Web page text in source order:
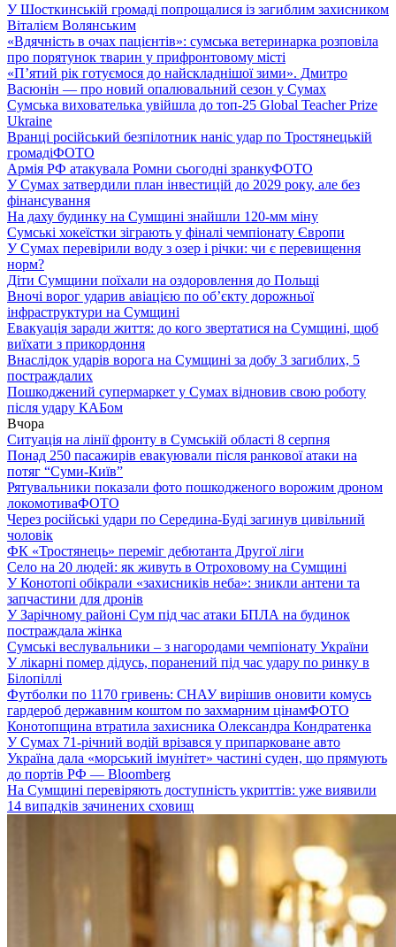
У Шосткинській громаді попрощалися із загиблим захисником
Віталієм Волянським
«Вдячність в очах пацієнтів»: сумська ветеринарка розповіла
про порятунок тварин у прифронтовому місті
«П’ятий рік готуємося до найскладнішої зими». Дмитро
Васюнін — про новий опалювальний сезон у Сумах
Сумська вихователька увійшла до топ-25 Global Teacher Prize
Ukraine
Вранці російський безпілотник наніс удар по Тростянецькій
громадіФОТО
Армія РФ атакувала Ромни сьогодні зранкуФОТО
У Сумах затвердили план інвестицій до 2029 року, але без
фінансування
На даху будинку на Сумщині знайшли 120-мм міну
Сумські хокеїстки зіграють у фіналі чемпіонату Європи
У Сумах перевірили воду з озер і річки: чи є перевищення
норм?
Діти Сумщини поїхали на оздоровлення до Польщі
Вночі ворог ударив авіацією по обʼєкту дорожньої
інфраструктури на Сумщині
Евакуація заради життя: до кого звертатися на Сумщині, щоб
виїхати з прикордоння
Внаслідок ударів ворога на Сумщині за добу 3 загиблих, 5
постраждалих
Пошкоджений супермаркет у Сумах відновив свою роботу
після удару КАБом
Вчора
Ситуація на лінії фронту в Сумській області 8 серпня
Понад 250 пасажирів евакуювали після ранкової атаки на
потяг “Суми-Київ”
Рятувальники показали фото пошкодженого ворожим дроном
локомотиваФОТО
Через російські удари по Середина-Буді загинув цивільний
чоловік
ФК «Тростянець» переміг дебютанта Другої ліги
Село на 20 людей: як живуть в Отроховому на Сумщині
У Конотопі обікрали «захисників неба»: зникли антени та
запчастини для дронів
У Зарічному районі Сум під час атаки БПЛА на будинок
постраждала жінка
Сумські веслувальники – з нагородами чемпіонату України
У лікарні помер дідусь, поранений під час удару по ринку в
Білопіллі
Футболки по 1170 гривень: СНАУ вирішив оновити комусь
гардероб державним коштом по захмарним цінамФОТО
Конотопщина втратила захисника Олександра Кондратенка
У Сумах 71-річний водій врізався у припарковане авто
Україна дала «морський імунітет» частині суден, що прямують
до портів РФ — Bloomberg
На Сумщині перевіряють доступність укриттів: уже виявили
14 випадків зачинених сховищ